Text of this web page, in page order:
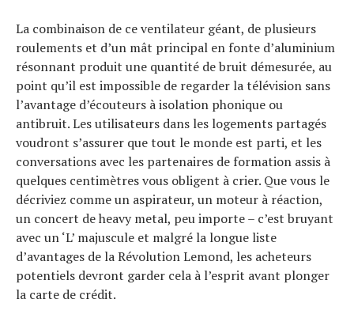
La combinaison de ce ventilateur géant, de plusieurs
roulements et d’un mât principal en fonte d’aluminium
résonnant produit une quantité de bruit démesurée, au
point qu’il est impossible de regarder la télévision sans
l’avantage d’écouteurs à isolation phonique ou
antibruit. Les utilisateurs dans les logements partagés
voudront s’assurer que tout le monde est parti, et les
conversations avec les partenaires de formation assis à
quelques centimètres vous obligent à crier. Que vous le
décriviez comme un aspirateur, un moteur à réaction,
un concert de heavy metal, peu importe – c’est bruyant
avec un ‘L’ majuscule et malgré la longue liste
d’avantages de la Révolution Lemond, les acheteurs
potentiels devront garder cela à l’esprit avant plonger
la carte de crédit.